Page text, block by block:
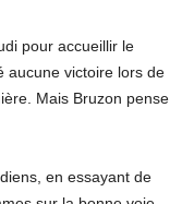
pour accueillir le
aucune victoire lors de
Mais Bruzon pense
en essayant de